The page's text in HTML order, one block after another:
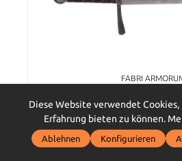
FABRI
Diese Website verwendet
Erfahrung bieten zu können.
Ablehnen Konfigurieren